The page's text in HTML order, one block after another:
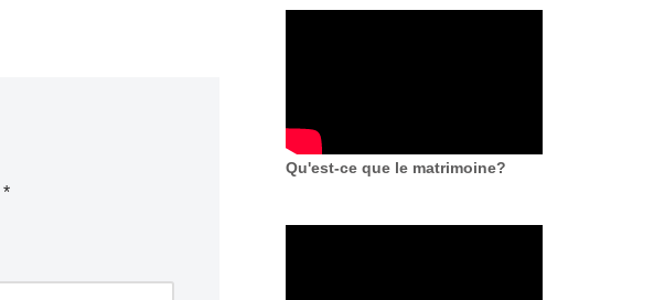
*
Qu'est-ce que le matrimoine?